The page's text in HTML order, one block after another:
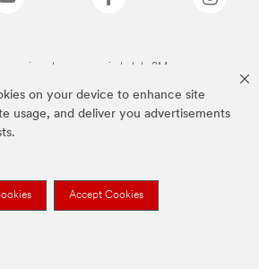
on your device to enhance site
usage, and deliver you advertisements
Accept Cookies
mencionadas son propiedad de 3M